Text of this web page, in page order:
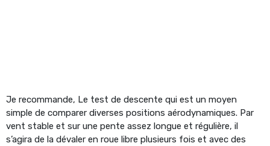
Je recommande, Le test de descente qui est un moyen
simple de comparer diverses positions aérodynamiques. Par
vent stable et sur une pente assez longue et régulière, il
s’agira de la dévaler en roue libre plusieurs fois et avec des